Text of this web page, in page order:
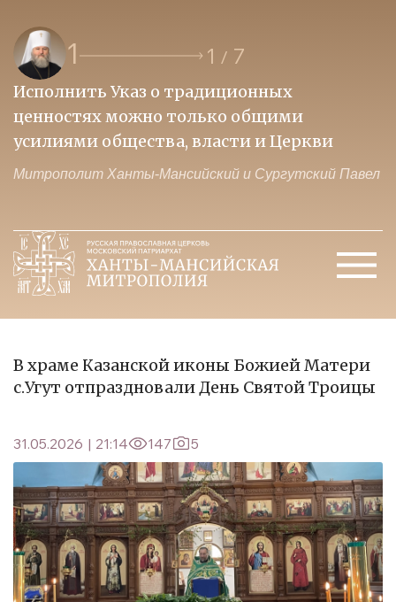
1 1 / 7
Исполнить Указ о традиционных
ценностях можно только общими
усилиями общества, власти и Церкви
Митрополит Ханты-Мансийский и Сургутский Павел
В храме Казанской иконы Божией Матери
с.Угут отпраздновали День Святой Троицы
31.05.2026 | 21:14 147 5